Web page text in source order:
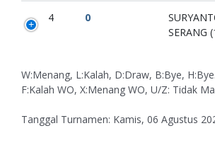
4 0
SERANG
W:Menang, L:Kalah, D:Draw, B:Bye,
F:Kalah WO, X:Menang WO, U/Z: Tidak
Tanggal Turnamen: Kamis, 06 Agustus